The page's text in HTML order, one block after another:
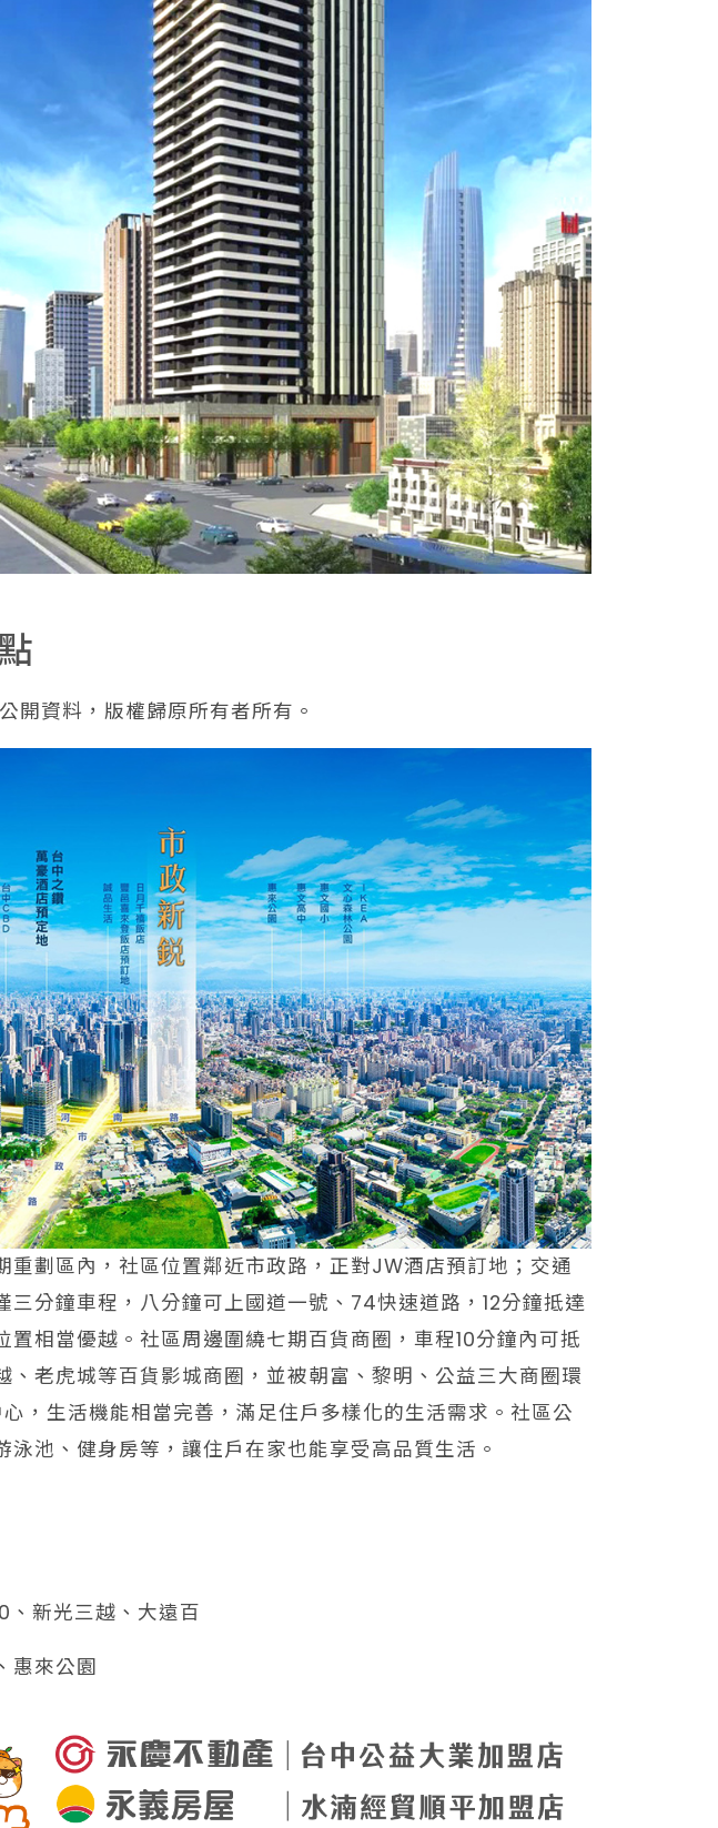
開資料，版權歸原所有者所有。
重劃區內，社區位置鄰近市政路，正對JW酒店預訂地；交通
三分鐘車程，八分鐘可上國道一號、74快速道路，12分鐘抵達
相當優越。社區周邊圍繞七期百貨商圈，車程10分鐘內可抵
、老虎城等百貨影城商圈，並被朝富、黎明、公益三大商圈環
，生活機能相當完善，滿足住戶多樣化的生活需求。社區公
池、健身房等，讓住戶在家也能享受高品質生活。
新光三越、大遠百
惠來公園